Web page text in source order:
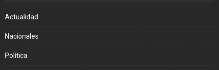
Actualidad
Nacionales
Política